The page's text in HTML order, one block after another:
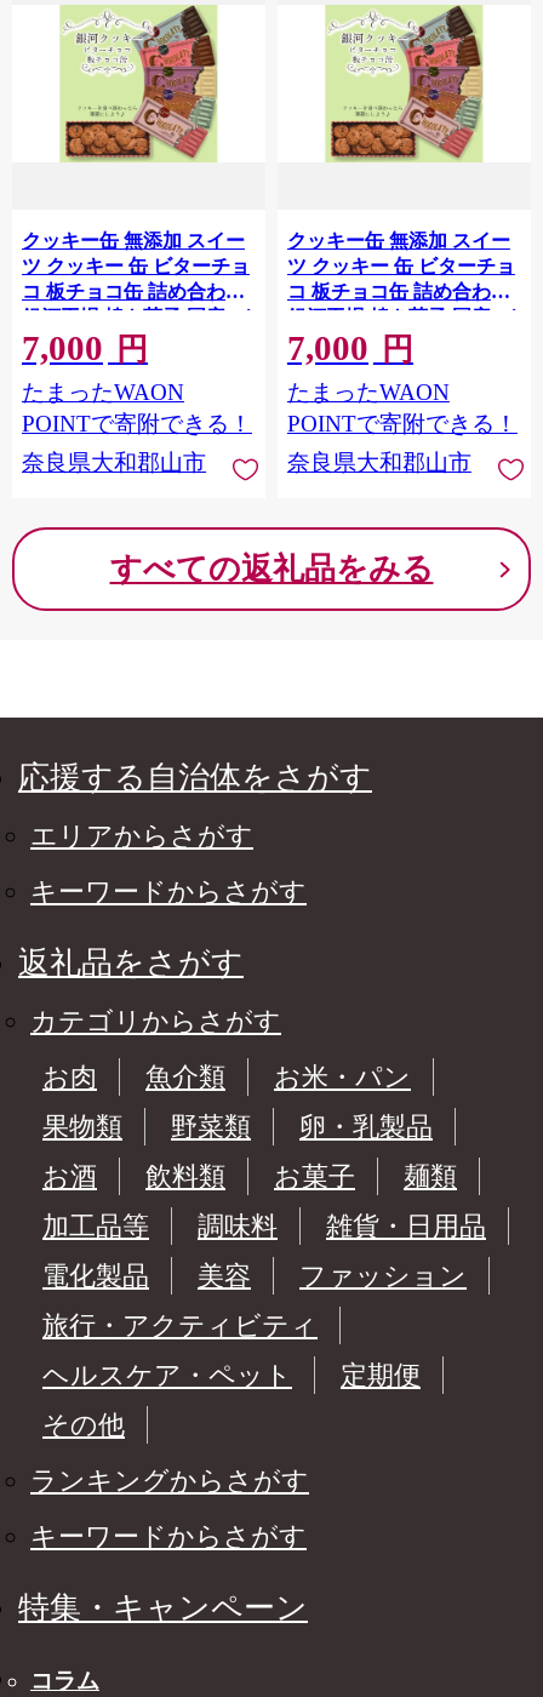
クッキー缶 無添加 スイー
ツ クッキー 缶 ビターチョ
コ 板チョコ缶 詰め合わせ
銀河工場 焼き菓子 国産 バ
ター お菓子 おしゃれ 可愛
い ご褒美 奈良県 大和郡山
市 (ルビー) [№5990-
4339]1048
7,000 円
たまったWAON
POINTで寄附できる！
奈良県大和郡山市
クッキー缶 無添加 スイー
ツ クッキー 缶 ビターチョ
コ 板チョコ缶 詰め合わせ
銀河工場 焼き菓子 国産 バ
ター お菓子 おしゃれ 可愛
い ご褒美 奈良県 大和郡山
市 (ミント) [№5990-
4338]1048
7,000 円
たまったWAON
POINTで寄附できる！
奈良県大和郡山市
すべての返礼品をみる
応援する自治体をさがす
エリアからさがす
キーワードからさがす
返礼品をさがす
カテゴリからさがす
お肉
魚介類
お米・パン
果物類
野菜類
卵・乳製品
お酒
飲料類 お菓子
麺類
加工品等
調味料
雑貨・日用品
電化製品
美容
ファッション
旅行・アクティビティ
ヘルスケア・ペット
定期便
その他
ランキングからさがす
キーワードからさがす
特集・キャンペーン
コラム